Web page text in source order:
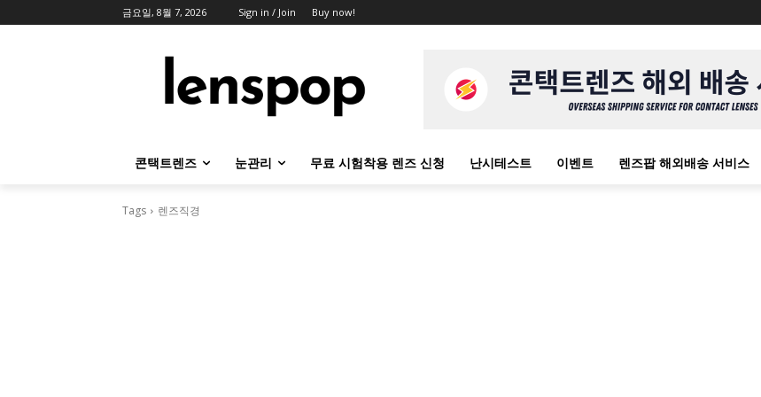
금요일, 8월 7, 2026 Sign in / Join Buy now!
콘택트렌즈 눈관리 무료 시험착용 렌즈 신청 난시테스트 이벤트 렌즈팝 해외배송 서비스
Tags 렌즈직경